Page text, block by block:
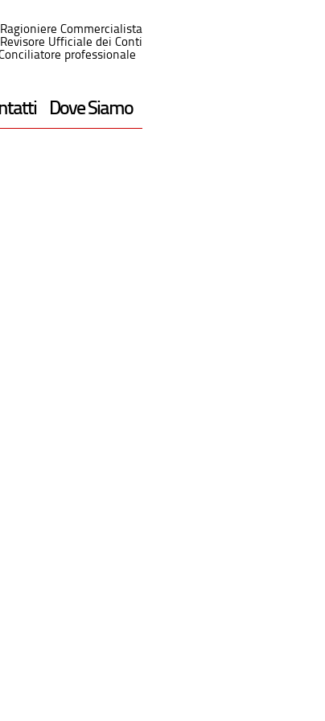
Ragioniere Commercialista
Revisore Ufficiale dei Conti
professionale
Dove Siamo